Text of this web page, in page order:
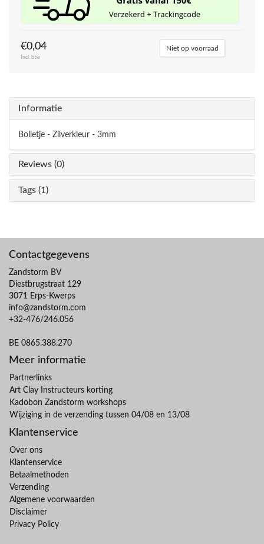
€0,04
Incl. btw
Niet op voorraad
Informatie
Bolletje - Zilverkleur - 3mm
Reviews (0)
Tags (1)
Contactgegevens
Zandstorm BV
Diestbrugstraat 129
3071 Erps-Kwerps
info@zandstorm.com
+32-476/246.056
BE 0865.388.270
Meer informatie
Partnerlinks
Art Clay Instructeurs korting
Kadobon Zandstorm workshops
Wijziging in de verzending tussen 04/08 en 13/08
Klantenservice
Over ons
Klantenservice
Betaalmethoden
Verzending
Algemene voorwaarden
Disclaimer
Privacy Policy